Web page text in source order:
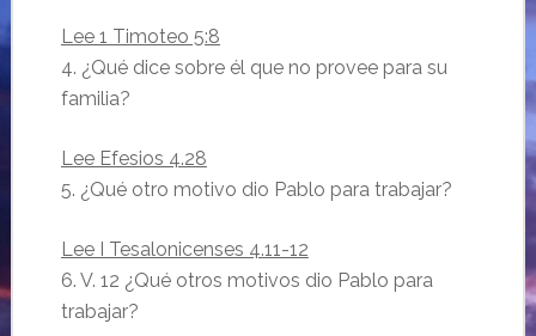
Lee 1 Timoteo 5:8
4. ¿Qué dice sobre él que no provee para su
familia?
Lee Efesios 4.28
5. ¿Qué otro motivo dio Pablo para trabajar?
Lee I Tesalonicenses 4.11-12
6. V. 12 ¿Qué otros motivos dio Pablo para
trabajar?